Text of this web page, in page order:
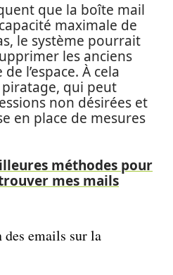
que la boîte mail
maximale de
le système pourrait
les anciens
l’espace. À cela
piratage, qui peut
non désirées et
en place de mesures
méthodes pour
mes mails
emails sur la